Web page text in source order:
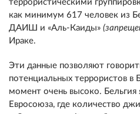
террористическими
как минимум 617 человек из
ДАИШ и «Аль-Каиды»
Ираке.
Эти данные позволяют
потенциальных террористов в
момент очень высоко. Бельгия
Евросоюза, где количество